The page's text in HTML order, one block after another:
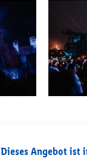
Dieses Angebot ist